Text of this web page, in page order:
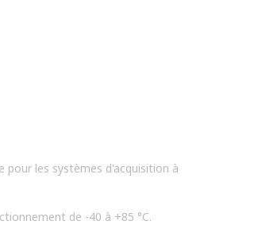
pour les systèmes d'acquisition à
de -40 à +85 °C.